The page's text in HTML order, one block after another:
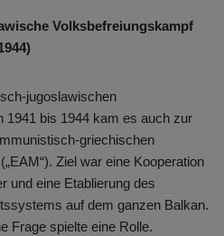
Volksbefreiungskampf
jugoslawischen
1941 bis 1944 kam es auch zur
griechischen
Ziel war eine Kooperation
und eine Etablierung des
auf dem ganzen Balkan.
Frage spielte eine Rolle.